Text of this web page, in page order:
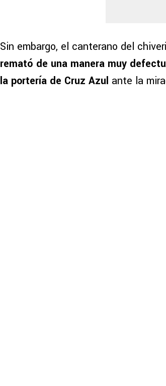
Sin embargo, el canterano del
remató de una manera muy
la portería de Cruz Azul ante la